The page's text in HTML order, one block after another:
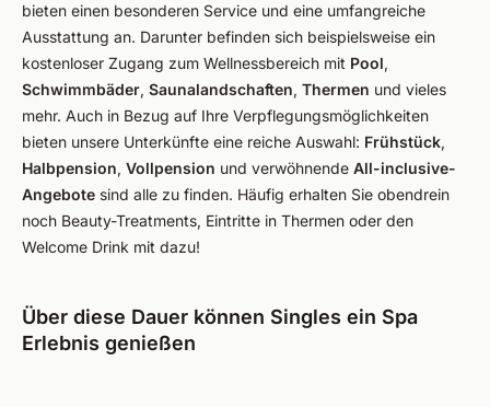
bieten einen besonderen Service und eine umfangreiche
Ausstattung an. Darunter befinden sich beispielsweise ein
kostenloser Zugang zum Wellnessbereich mit Pool,
Schwimmbäder, Saunalandschaften, Thermen und vieles
mehr. Auch in Bezug auf Ihre Verpflegungsmöglichkeiten
bieten unsere Unterkünfte eine reiche Auswahl: Frühstück,
Halbpension, Vollpension und verwöhnende All-inclusive-
Angebote sind alle zu finden. Häufig erhalten Sie obendrein
noch Beauty-Treatments, Eintritte in Thermen oder den
Welcome Drink mit dazu!
Über diese Dauer können Singles ein Spa
Erlebnis genießen